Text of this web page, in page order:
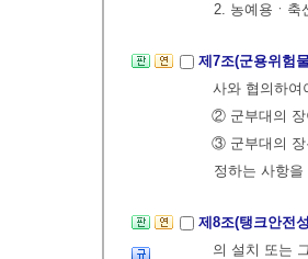
2. 농예용ㆍ축
제7조(군용위험
사와 협의하여
② 군부대의 장
③ 군부대의 장
정하는 사항
제8조(탱크안전
의 설치 또는